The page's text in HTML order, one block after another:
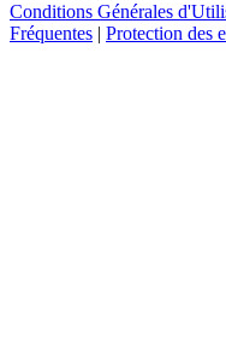
Conditions Générales
Fréquentes | Protection des